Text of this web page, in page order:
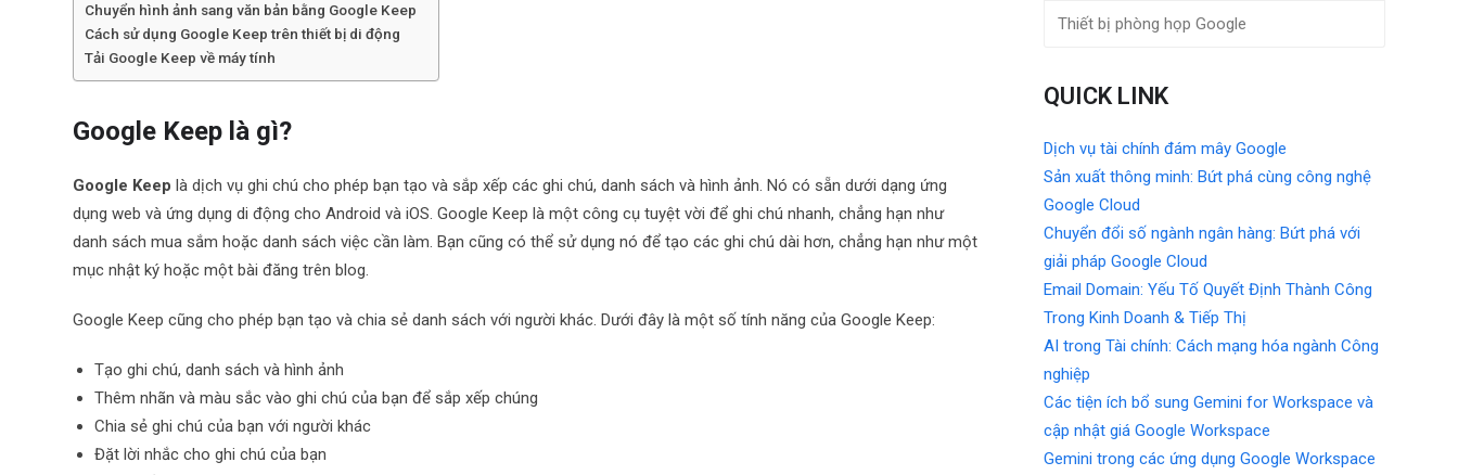
Chuyển hình ảnh sang văn bản bằng Google Keep
Cách sử dụng Google Keep trên thiết bị di động
Tải Google Keep về máy tính
Google Keep là gì?
Google Keep là dịch vụ ghi chú cho phép bạn tạo và sắp xếp các ghi chú, danh sách và hình ảnh. Nó có sẵn dưới dạng ứng
dụng web và ứng dụng di động cho Android và iOS. Google Keep là một công cụ tuyệt vời để ghi chú nhanh, chẳng hạn như
danh sách mua sắm hoặc danh sách việc cần làm. Bạn cũng có thể sử dụng nó để tạo các ghi chú dài hơn, chẳng hạn như một
mục nhật ký hoặc một bài đăng trên blog.
Google Keep cũng cho phép bạn tạo và chia sẻ danh sách với người khác. Dưới đây là một số tính năng của Google Keep:
Tạo ghi chú, danh sách và hình ảnh
Thêm nhãn và màu sắc vào ghi chú của bạn để sắp xếp chúng
Chia sẻ ghi chú của bạn với người khác
Đặt lời nhắc cho ghi chú của bạn
Thiết bị phòng họp Google
QUICK LINK
Dịch vụ tài chính đám mây Google
Sản xuất thông minh: Bứt phá cùng công nghệ
Google Cloud
Chuyển đổi số ngành ngân hàng: Bứt phá với
giải pháp Google Cloud
Email Domain: Yếu Tố Quyết Định Thành Công
Trong Kinh Doanh & Tiếp Thị
AI trong Tài chính: Cách mạng hóa ngành Công
nghiệp
Các tiện ích bổ sung Gemini for Workspace và
cập nhật giá Google Workspace
Gemini trong các ứng dụng Google Workspace